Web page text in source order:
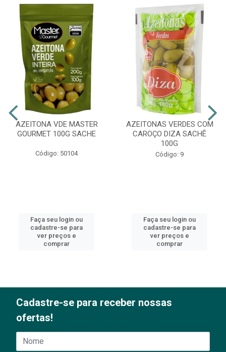
AZEITONA VDE MASTER
GOURMET 100G SACHE
Código: 50104
Faça seu login ou
cadastre-se para
ver preços e
comprar
AZEITONAS VERDES COM
CAROÇO DIZA SACHÊ
100G
Código: 9
Faça seu login ou
cadastre-se para
ver preços e
comprar
Cadastre-se para receber nossas
ofertas!